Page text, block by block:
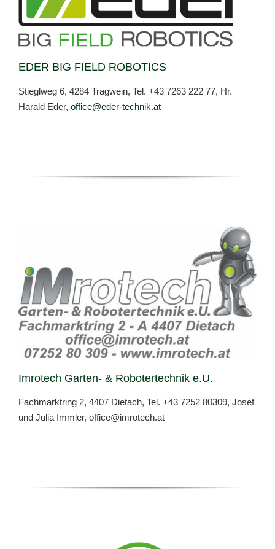
EDER BIG FIELD ROBOTICS
Stieglweg 6, 4284 Tragwein, Tel. +43 7263 222 77, Hr.
Harald Eder, office@eder-technik.at
Imrotech Garten- & Robotertechnik e.U.
Fachmarktring 2, 4407 Dietach, Tel. +43 7252 80309, Josef
und Julia Immler, office@imrotech.at